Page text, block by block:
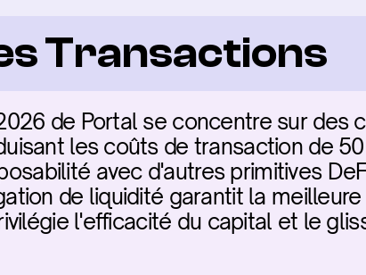
Transactions
de Portal se concentre sur des
les coûts de transaction de
avec d'autres primitives
de liquidité garantit la
l'efficacité du capital et le